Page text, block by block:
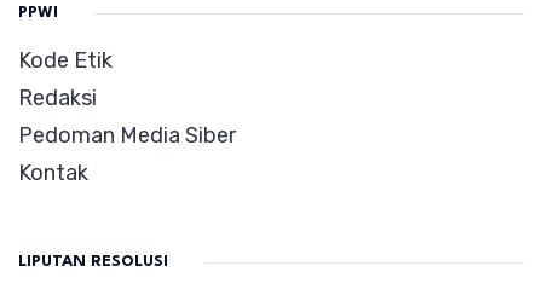
PPWI
Kode Etik
Redaksi
Pedoman Media Siber
Kontak
LIPUTAN RESOLUSI